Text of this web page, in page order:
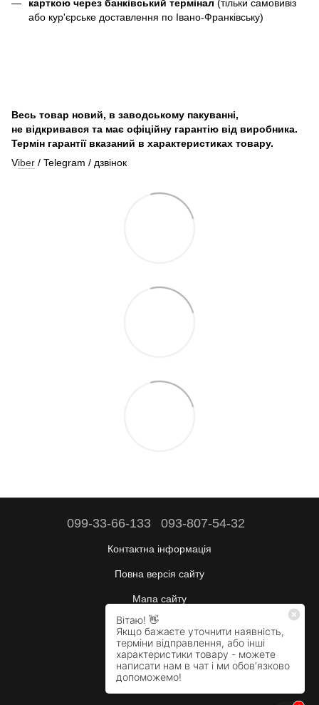
карткою через банківський термінал (тільки самовивіз
або кур'єрське доставлення по Івано-Франківську)
Весь товар новий, в заводському пакуванні,
не відкривався та має офіційну гарантію від виробника.
Термін гарантії вказаний в характеристиках товару.
Viber / Telegram / дзвінок
099-33-66-133 093-807-54-32
Контактна інформація
Повна версія сайту
Мапа сайту
Будні: 10:00–17:00
Сб:вихідний
Нд:вихідний